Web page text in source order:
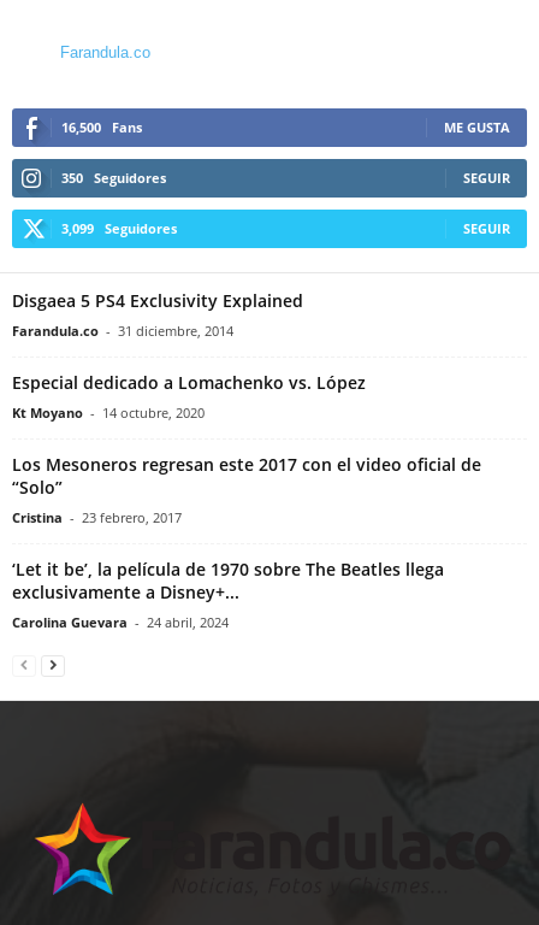
Farandula.co
16,500 Fans ME GUSTA
350 Seguidores SEGUIR
3,099 Seguidores SEGUIR
Disgaea 5 PS4 Exclusivity Explained
Farandula.co - 31 diciembre, 2014
Especial dedicado a Lomachenko vs. López
Kt Moyano - 14 octubre, 2020
Los Mesoneros regresan este 2017 con el video oficial de
“Solo”
Cristina - 23 febrero, 2017
‘Let it be’, la película de 1970 sobre The Beatles llega
exclusivamente a Disney+...
Carolina Guevara - 24 abril, 2024